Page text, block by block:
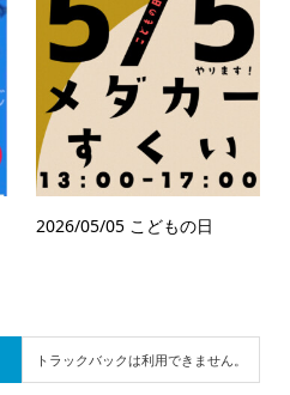
2026/05/05 こどもの日
トラックバックは利用できません。